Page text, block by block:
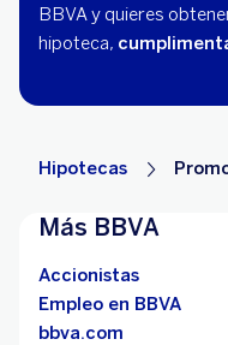
BBVA y quieres
hipoteca,
Hipotecas
Más BBVA
Accionistas
Empleo en BBVA
bbva.com